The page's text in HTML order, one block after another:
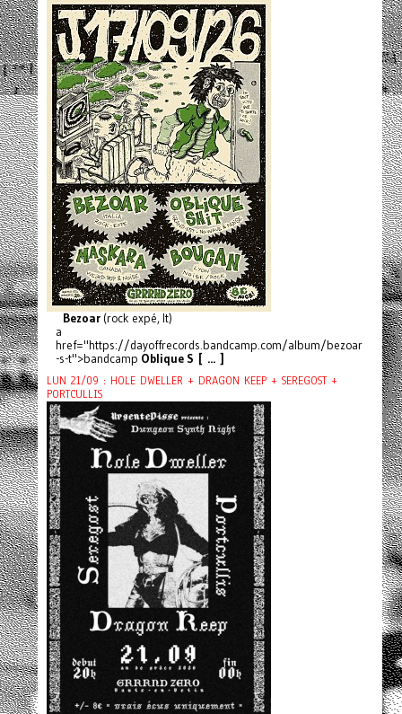
Bezoar(rock expé, It)
a
href="https://dayoffrecords.bandcamp.com/album/bezoar
-s-t">bandcamp Oblique S [ ... ]
LUN 21/09 : HOLE DWELLER + DRAGON KEEP + SEREGOST +
PORTCULLIS